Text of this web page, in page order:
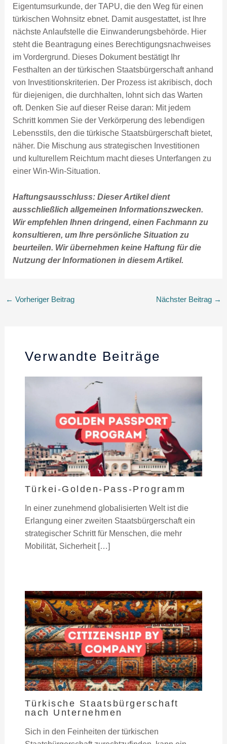
Eigentumsurkunde, der TAPU, die den Weg für einen
türkischen Wohnsitz ebnet. Damit ausgestattet, ist Ihre
nächste Anlaufstelle die Einwanderungsbehörde. Hier
steht die Beantragung eines Berechtigungsnachweises
im Vordergrund. Dieses Dokument bestätigt Ihr
Festhalten an der türkischen Staatsbürgerschaft anhand
von Investitionskriterien. Der Prozess ist akribisch, doch
für diejenigen, die durchhalten, lohnt sich das Warten
oft. Denken Sie auf dieser Reise daran: Mit jedem
Schritt kommen Sie der Verkörperung des lebendigen
Lebensstils, den die türkische Staatsbürgerschaft bietet,
näher. Die Mischung aus strategischen Investitionen
und kulturellem Reichtum macht dieses Unterfangen zu
einer Win-Win-Situation.
Haftungsausschluss: Dieser Artikel dient
ausschließlich allgemeinen Informationszwecken.
Wir empfehlen Ihnen dringend, einen Fachmann zu
konsultieren, um Ihre persönliche Situation zu
beurteilen. Wir übernehmen keine Haftung für die
Nutzung der Informationen in diesem Artikel.
← Vorheriger Beitrag Nächster Beitrag →
Verwandte Beiträge
Türkei-Golden-Pass-Programm
In einer zunehmend globalisierten Welt ist die
Erlangung einer zweiten Staatsbürgerschaft ein
strategischer Schritt für Menschen, die mehr
Mobilität, Sicherheit […]
Türkische Staatsbürgerschaft
nach Unternehmen
Sich in den Feinheiten der türkischen